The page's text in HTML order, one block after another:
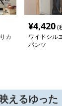
カ
¥4,420(税
ワイドシルエ
パンツ
えるゆった